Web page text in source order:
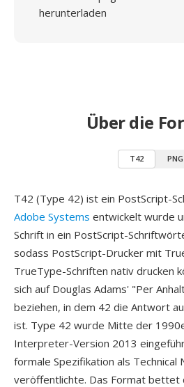
herunterladen
Über die
T42 PNG
T42 (Type 42) ist ein PostScript-
Adobe Systems entwickelt wurde
Schrift in ein PostScript-
sodass PostScript-Drucker mit
TrueType-Schriften nativ drucken
sich auf Douglas Adams' "Per
beziehen, in dem 42 die Antwort
ist. Type 42 wurde Mitte der
Interpreter-Version 2013
formale Spezifikation als Technical
veröffentlichte. Das Format bettet